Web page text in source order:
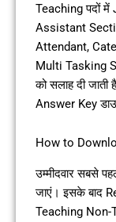
Teaching पदों
Assistant
Attendant,
Multi Tasking
को सलाह दी
Answer Key
How to
उम्मीदवार सबसे
जाएं। इसके बाद
Teaching Non-